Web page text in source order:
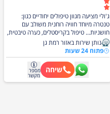
נותן שירות באזור רמת גן
פתוח 24 שעות
ג'ולי מציעה מגוון טיפולים יחודיים כגון:
טנטרה מיוחד חוויה רוחנית משולב עם
חושניות... טיפול בקריסטלים, כערה טיבטית,
וגם שוודי, תאילנדי ואלמנטים מהמסאז'
ההודי שמסייע בתהליך ריפוי למגוון בעיות
רפואיות ופוריות לנשים. יחס חם ואישי נא
ליצור קשר.
שיחה מספר
מקשר